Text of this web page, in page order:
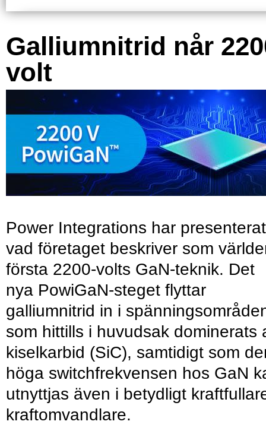
Galliumnitrid når
volt
Power Integrations har presenterat
vad företaget beskriver som
första 2200-volts GaN-teknik. Det
nya PowiGaN-steget flyttar
galliumnitrid in i
som hittills i huvudsak dominerats
kiselkarbid (SiC), samtidigt som
höga switchfrekvensen hos GaN
utnyttjas även i betydligt
kraftomvandlare.